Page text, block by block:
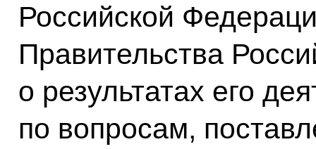
Российской
Правительства
о результатах его
по вопросам,